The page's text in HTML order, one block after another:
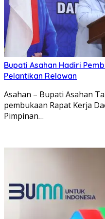
Bupati Asahan Hadiri
Pelantikan Relawan
Asahan – Bupati Asahan
pembukaan Rapat Kerja
Pimpinan…